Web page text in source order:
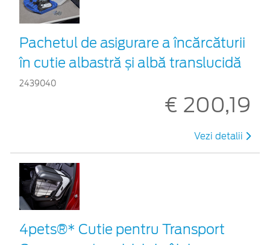
Pachetul de asigurare a încărcăturii
în cutie albastră și albă translucidă
2439040
€ 200,19
Vezi detalii
4pets®* Cutie pentru Transport